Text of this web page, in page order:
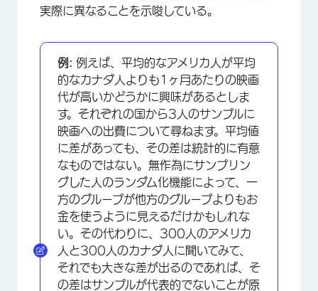
実際に異なることを示唆している。
例: 例えば、平均的なアメリカ人が平均
的なカナダ人よりも1ヶ月あたりの映画
代が高いかどうかに興味があるとしま
す。それぞれの国から3人のサンプルに
映画への出費について尋ねます。平均値
に差があっても、その差は統計的に有意
なものではない。無作為にサンプリン
グした人のランダム化機能によって、一
方のグループが他方のグループよりもお
金を使うように見えるだけかもしれな
い。その代わりに、300人のアメリカ
人と300人のカナダ人に聞いてみて、
それでも大きな差が出るのであれば、そ
の差はサンプルが代表的でないことが原